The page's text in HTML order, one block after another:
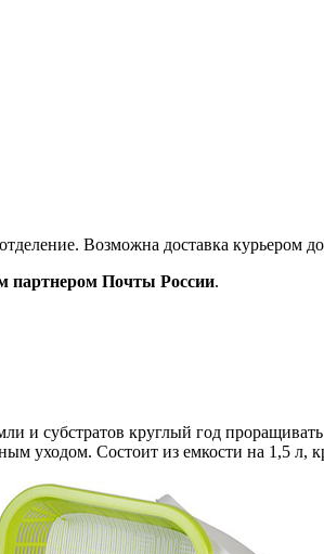
Возможна доставка курьером
Почты России.
и субстратов круглый год
уходом. Состоит из емкости на 1,5